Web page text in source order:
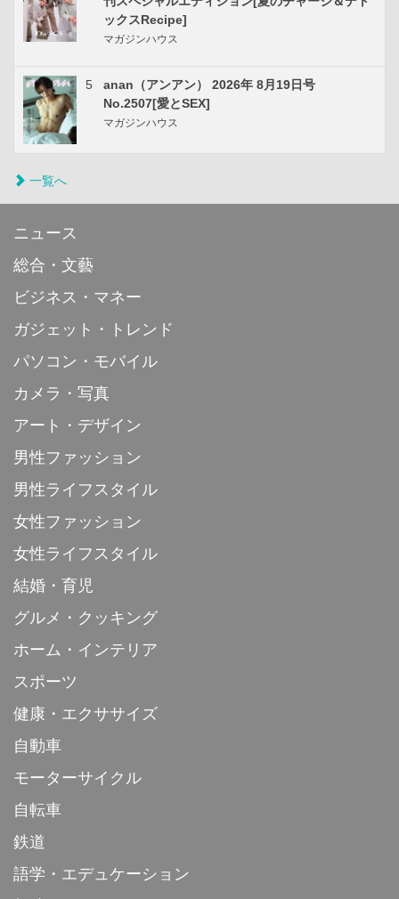
ックスRecipe]
マガジンハウス
5
anan（アンアン） 2026年 8月19日号
No.2507[愛とSEX]
マガジンハウス
一覧へ
ニュース
総合・文藝
ビジネス・マネー
ガジェット・トレンド
パソコン・モバイル
カメラ・写真
アート・デザイン
男性ファッション
男性ライフスタイル
女性ファッション
女性ライフスタイル
結婚・育児
グルメ・クッキング
ホーム・インテリア
スポーツ
健康・エクササイズ
自動車
モーターサイクル
自転車
鉄道
語学・エデュケーション